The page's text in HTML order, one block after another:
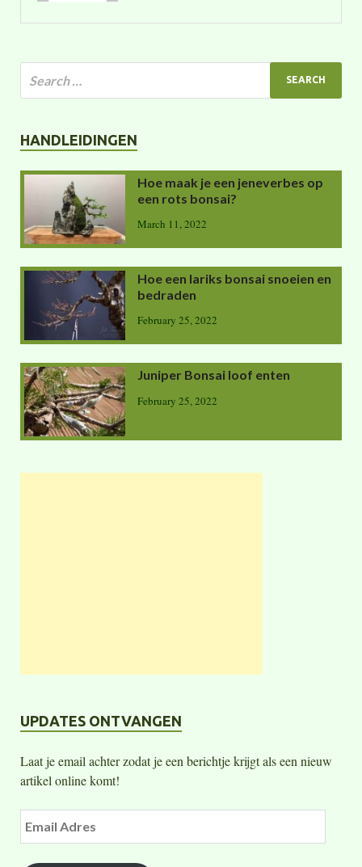
HANDLEIDINGEN
Hoe maak je een jeneverbes op
een rots bonsai?
March 11, 2022
Hoe een lariks bonsai snoeien en
bedraden
February 25, 2022
Juniper Bonsai loof enten
February 25, 2022
UPDATES ONTVANGEN
Laat je email achter zodat je een berichtje krijgt als een nieuw
artikel online komt!